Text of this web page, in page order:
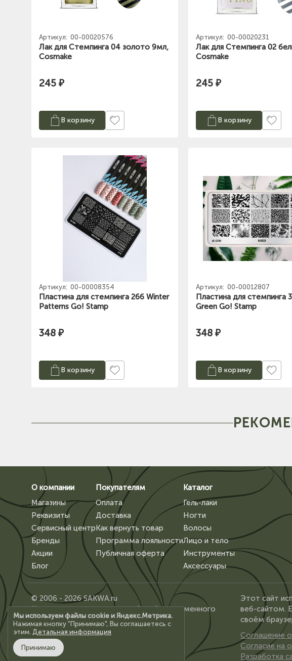
Артикул: 00-00020576
Лак для Стемпинга 04 золото 9мл,
Cosmake
245 ₽
В корзину
Артикул: 00-00020231
Лак для Стемпинга 02
Cosmake
245 ₽
В корзину
Артикул: 00-00008354
Пластина для стемпинга 266 Winter
Patterns Go! Stamp
348 ₽
В корзину
Артикул: 00-00012807
Пластина для стемпинга
Green Go! Stamp
348 ₽
В корзину
О компании
Магазины
Реквизиты
Сервисный центр
Бренды
Акции
Блог
Покупателям
Оплата
Доставка
Как вернуть товар
Программа лояльности
Публичная оферта
Каталог
Гель-лаки
Ногти
Волосы
Лицо и тело
Инструменты
Аксессуары
© 2006 - 2026 SAKWA.ru
Копирование материалов сайта, без письменного
разрешения владельца, запрещено.
Этот сайт
веб-сайтом.
своём
Соглашение
Согласие на
Разработка
Мы используем файлы cookie и Яндекс.Метрика.
Нажимая кнопку "Принимаю", Вы соглашаетесь с
этим. Детальная информация
Принимаю